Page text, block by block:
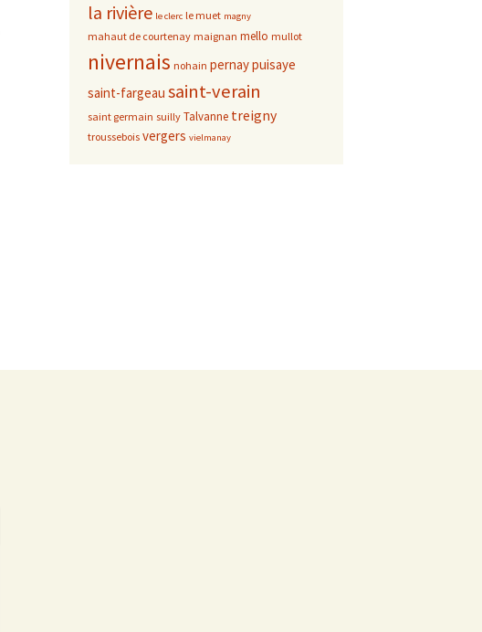
la rivière le clerc le muet magny
mahaut de courtenay maignan mello mullot
nivernais nohain pernaypuisaye
saint-fargeau saint-verain
saint germain suilly Talvanne treigny
troussebois vergers vielmanay